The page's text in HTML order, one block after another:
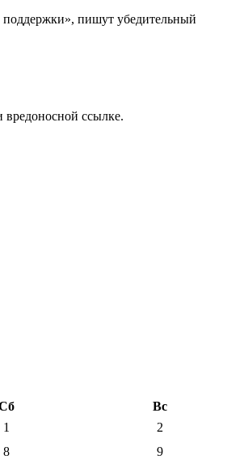
поддержки», пишут убедительный
ссылке.
Вс
1
2
8
9